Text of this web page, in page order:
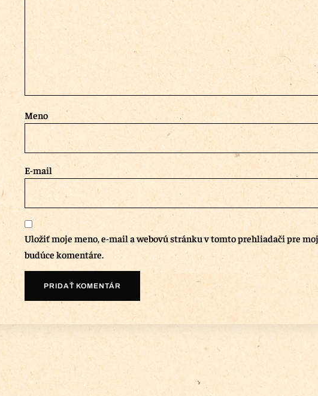
Meno
E-mail
Uložiť moje meno, e-mail a webovú stránku v tomto prehliadači pre
budúce komentáre.